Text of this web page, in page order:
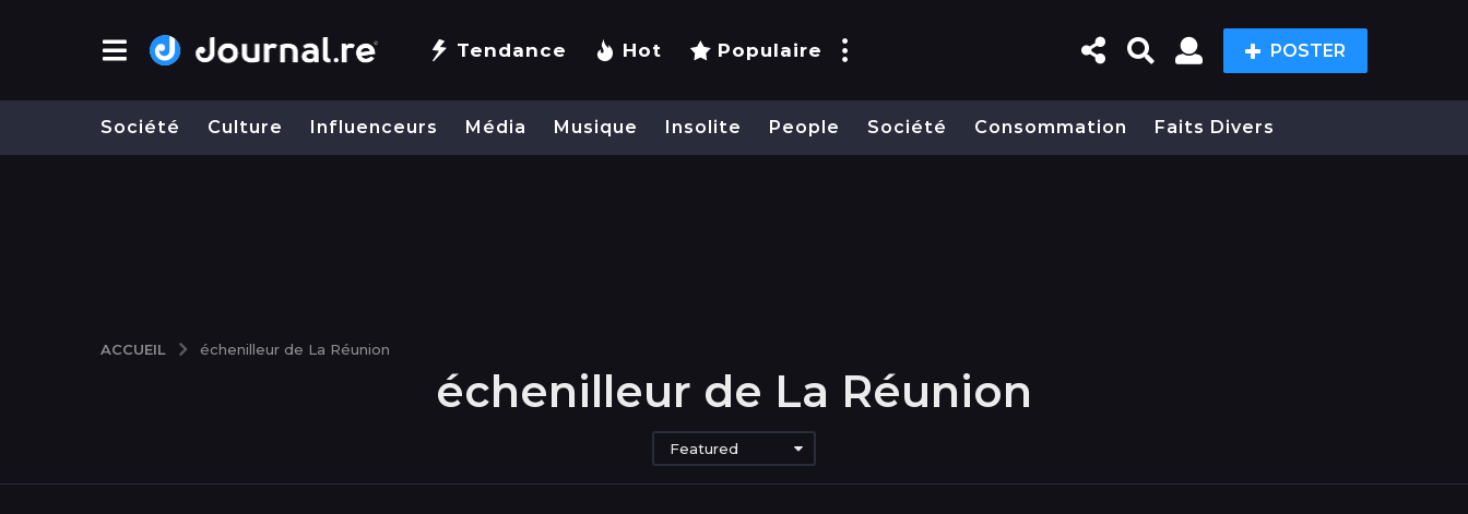
Tendance Hot Populaire POSTER
Société Culture Influenceurs Média Musique Insolite People Société Consommation Faits Divers
ACCUEIL échenilleur de La Réunion
échenilleur de La Réunion
Featured